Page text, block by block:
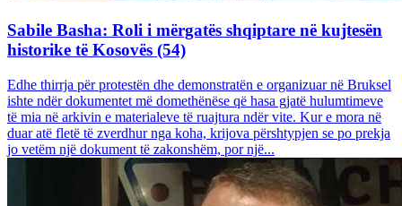
Sabile Basha: Roli i mërgatës shqiptare në kujtesën
historike të Kosovës (54)
Edhe thirrja për protestën dhe demonstratën e organizuar në Bruksel
ishte ndër dokumentet më domethënëse që hasa gjatë hulumtimeve
të mia në arkivin e materialeve të ruajtura ndër vite. Kur e mora në
duar atë fletë të zverdhur nga koha, krijova përshtypjen se po prekja
jo vetëm një dokument të zakonshëm, por një...